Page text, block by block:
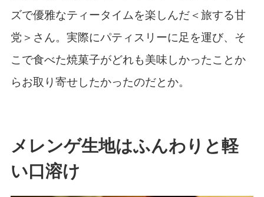
ズで優雅なティータイムを楽しんだ＜旅する甘
党＞さん。実際にパティスリーに足を運び、そ
こで食べた焼菓子がどれも美味しかったことか
らお取り寄せしたかったのだとか。
メレンゲ生地はふんわりと軽
い口溶け